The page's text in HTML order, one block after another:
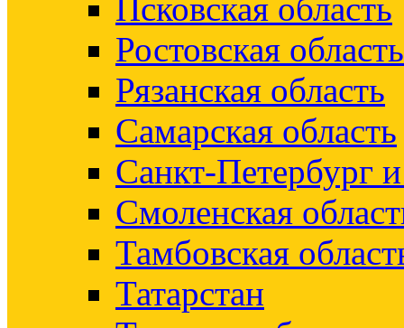
Псковская область
Ростовская область
Рязанская область
Самарская область
Санкт-Петербург
Смоленская
Тамбовская
Татарстан